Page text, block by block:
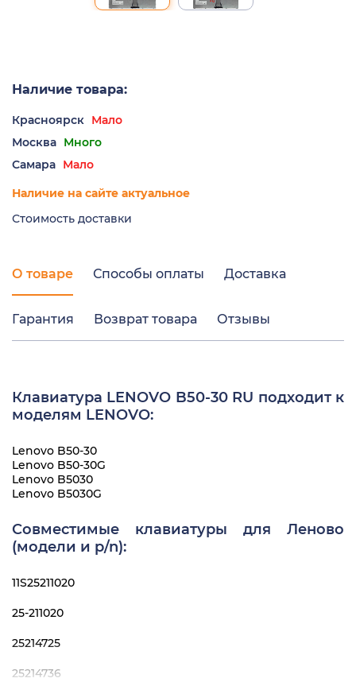
Наличие товара:
Красноярск Мало
Москва Много
Самара Мало
Наличие на сайте актуальное
Стоимость доставки
О товаре Способы оплаты Доставка
Гарантия Возврат товара Отзывы
Клавиатура LENOVO B50-30 RU подходит к
моделям LENOVO:
Lenovo B50-30
Lenovo B50-30G
Lenovo B5030
Lenovo B5030G
Совместимые клавиатуры для Леново
(модели и p/n):
11S25211020
25-211020
25214725
25214736